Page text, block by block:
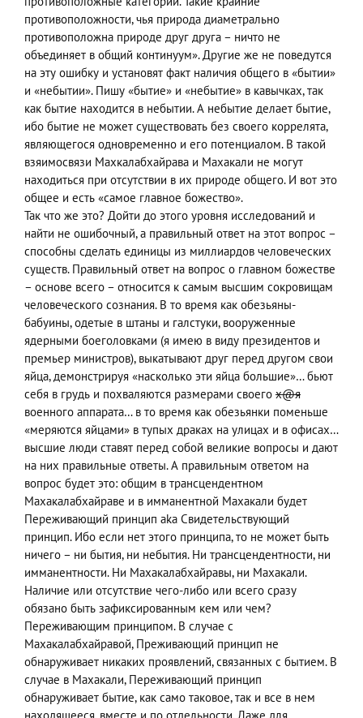
противоположности, чья природа диаметрально
противоположна природе друг друга – ничто не
объединяет в общий континуум». Другие же не поведутся
на эту ошибку и установят факт наличия общего в «бытии»
и «небытии». Пишу «бытие» и «небытие» в кавычках, так
как бытие находится в небытии. А небытие делает бытие,
ибо бытие не может существовать без своего коррелята,
являющегося одновременно и его потенциалом. В такой
взяимосвязи Махкалабхайрава и Махакали не могут
находиться при отсутствии в их природе общего. И вот это
общее и есть «самое главное божество».
Так что же это? Дойти до этого уровня исследований и
найти не ошибочный, а правильный ответ на этот вопрос –
способны сделать единицы из миллиардов человеческих
существ. Правильный ответ на вопрос о главном божестве
– основе всего – относится к самым высшим сокровищам
человеческого сознания. В то время как обезьяны-
бабуины, одетые в штаны и галстуки, вооруженные
ядерными боеголовками (я имею в виду президентов и
премьер министров), выкатывают друг перед другом свои
яйца, демонстрируя «насколько эти яйца большие»… бьют
себя в грудь и похваляются размерами своего х@я
военного аппарата… в то время как обезьянки поменьше
«меряются яйцами» в тупых драках на улицах и в офисах…
высшие люди ставят перед собой великие вопросы и дают
на них правильные ответы. А правильным ответом на
вопрос будет это: общим в трансцендентном
Махакалабхайраве и в имманентной Махакали будет
Переживающий принцип aka Свидетельствующий
принцип. Ибо если нет этого принципа, то не может быть
ничего – ни бытия, ни небытия. Ни трансцендентности, ни
имманентности. Ни Махакалабхайравы, ни Махакали.
Наличие или отсутствие чего-либо или всего сразу
обязано быть зафиксированным кем или чем?
Переживающим принципом. В случае с
Махакалабхайравой, Преживающий принцип не
обнаруживает никаких проявлений, связанных с бытием. В
случае в Махакали, Переживающий принцип
обнаруживает бытие, как само таковое, так и все в нем